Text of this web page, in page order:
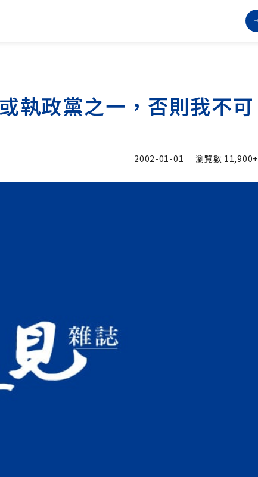
執政黨之一，否則我不可
2002-01-01 瀏覽數 11,900+